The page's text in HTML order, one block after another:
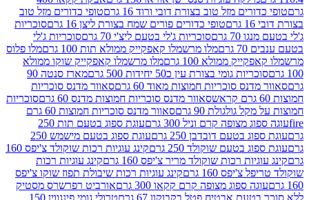
מזל טוב בצורת דובי ורוד 16 גרם
טופי כדורים מזל טוב
טופי כדורים פורים שמח בצורת ליצן 16 גרם
סוכריות
גרם
סוכריות ג'לי בטעם ליצ'י 70 גרם
סוכריות ג'לי
מלו מרשמלו קאפקייק ממולא תות 100 גרם
מלו פלוס
ממולא 100 גרם
מלו מרשמלו קאפקייק שוקו ממולא
גומי בצורת עין כ50 יחידות 500 גרם
מארז סנטה 90
סוכריות חמוצות מאוד 60 גרם
סאוור מדנס סוכריות
סאוור מדנס סוכריות חמוצות מדנס 60 גרם
סוכריות
גולגולת 90 גרם
סאוור מדנס סוכריות חמוצות 60 גרם
מצופה קרם וניל 300 גרם
עוגת ספוג בטעם תות 250
בטעם דובדבן 250 גרם
עוגת ספוג בטעם מישמש 250
בטעם שוקולד 250 גרם
קינג עוגיות רכות שוקולד צ'יפס 160
רכות שוקולד מריר צ'יפס 160 גרם
קינג עוגיות רכות
160 גרם
קינג עוגיות רכות שיבולת תפוז שוקו צ'יפס
ספוג מצופה קרם קקאו 300 גרם
אורביט רפרשרס מסטיק
אבטיח פטל בקבוקון 67 גרם
טרולי גומי פינגווין 150